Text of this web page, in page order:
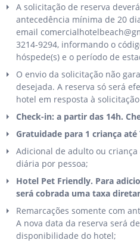
A solicitação de reserva
antecedência mínima de 20
email
3214-9294, informando o
hóspede(s) e o período de
O envio da solicitação não
desejada. A reserva só será
hotel em resposta à
Check-in: a partir das 14h.
Gratuidade para 1 criança
Adicional de adulto ou criança
diária por pessoa;
Hotel Pet Friendly. Para
será cobrada uma taxa
Remarcações somente com
A nova data da reserva será
disponibilidade do hotel;